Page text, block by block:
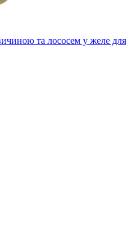
та лососем у желе для